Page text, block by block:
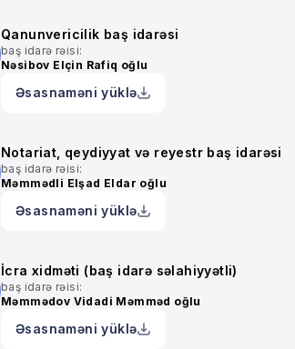
Qanunvericilik baş idarəsi
baş idarə rəisi:
Nəsibov Elçin Rafiq oğlu
Əsasnaməni yüklə
Notariat, qeydiyyat və reyestr baş idarəsi
baş idarə rəisi:
Məmmədli Elşad Eldar oğlu
Əsasnaməni yüklə
İcra xidməti (baş idarə səlahiyyətli)
baş idarə rəisi:
Məmmədov Vidadi Məmməd oğlu
Əsasnaməni yüklə